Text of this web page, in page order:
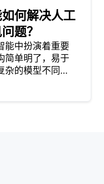
破。它们的分层
架构模仿人类视
觉系统，从简单
的边缘到复杂的
对象分层处理图
像。 Cnn在图像
何解决人工
题？
能中扮演着重要
简单明了，易于
杂的模型不同，
晰可视化表